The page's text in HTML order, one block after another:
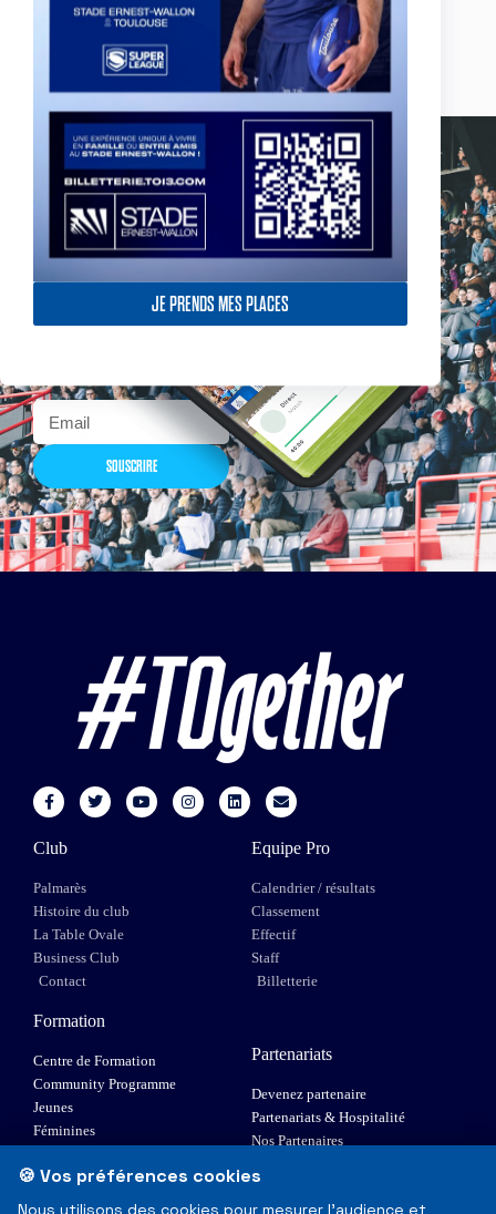
JE PRENDS MES PLACES
Actualités, nouveautés,
billetterie, remises
exceptionnelles dans la
SOUSCRIRE
Club
Palmarès
Histoire du club
La Table Ovale
Business Club
Contact
Equipe Pro
Calendrier / résultats
Classement
Effectif
Staff
Billetterie
Formation
Centre de Formation
Community Programme
Jeunes
Féminines
Elite 1
Partenariats
Devenez partenaire
Partenariats & Hospitalité
Nos Partenaires
🍪 Vos préférences cookies
Nous utilisons des cookies pour mesurer l'audience et